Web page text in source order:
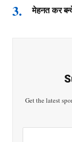
मेहनत कर
Get the latest